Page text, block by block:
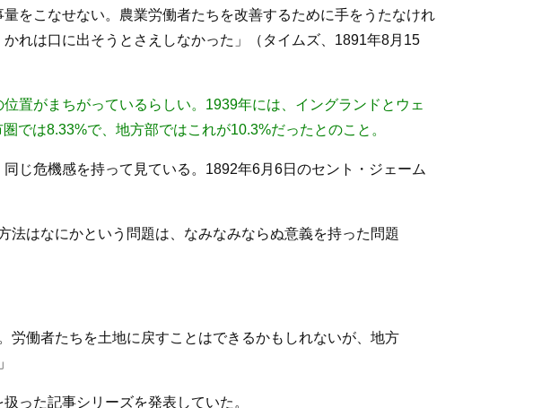
をこなせない。農業労働者たちを改善するために手をうたなけれ
れは口に出そうとさえしなかった」（タイムズ、1891年8月15
置がまちがっているらしい。1939年には、イングランドとウェ
では8.33%で、地方部ではこれが10.3%だったとのこと。
じ危機感を持って見ている。1892年6月6日のセント・ジェーム
法はなにかという問題は、なみなみならぬ意義を持った問題
労働者たちを土地に戻すことはできるかもしれないが、地方
った記事シリーズを発表していた。